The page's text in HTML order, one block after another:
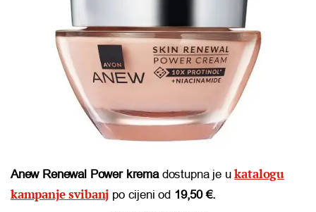
Anew Renewal Power kremadostupna je ukatalogu
kampanje svibanj po cijeni od 19,50 €.